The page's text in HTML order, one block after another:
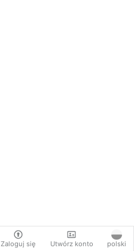
Zaloguj się Utwórz konto polski